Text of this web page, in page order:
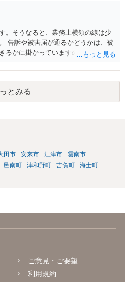
ってください。
。そうなると、業務上横領の線は少
告訴や被害届が通るかどうかは、被
るかに掛かっていますので、一度直
とみる
田市 安来市 江津市
雲南市
邑南町 津和野町 吉賀町
海士町
ご意見・ご要望
利用規約